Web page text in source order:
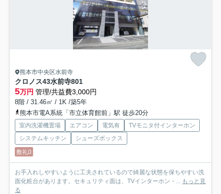
熊本市中央区水前寺
クロノス43水前寺801
5万円 管理/共益費3,000円
8階 / 31.46㎡ / 1K /築5年
熊本市電A系統「市立体育館前」駅 徒歩20分
室内洗濯機置場 エアコン 電気有
TVモニタ付インターホン
システムキッチン
シューズボックス
敷礼0
お手入れしやすいように工夫されているので綺麗な状態を保ちやすい洗
面化粧台があります。セキュリティ面は、TVインターホン・... もっと見
る